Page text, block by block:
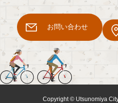
お問い合わせ
Copyright © Utsunomiya